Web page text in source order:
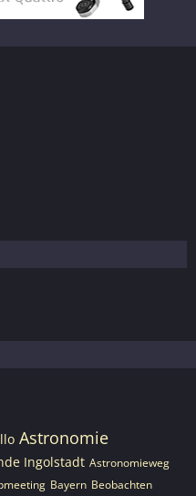
Astronomie
Ingolstadt Astronomieweg
Bayern Beobachten